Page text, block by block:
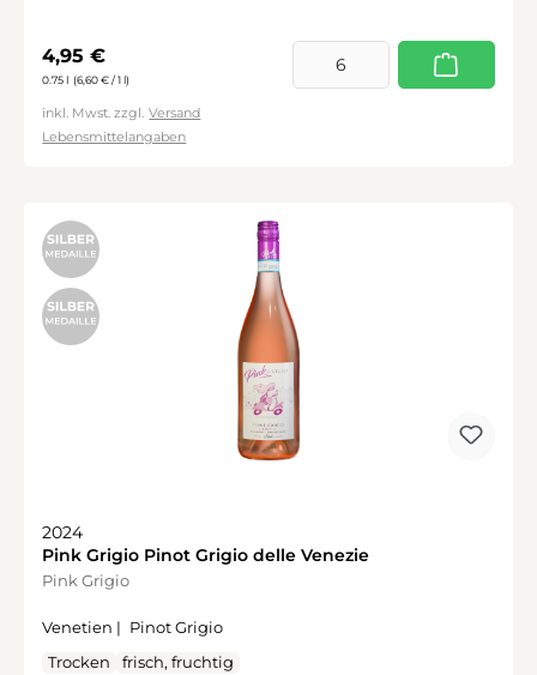
Regulärer Preis:
4,95 €
0.75 l (6,60 € / 1 l)
inkl. Mwst. zzgl. Versand
Lebensmittelangaben
2024
Pink Grigio Pinot Grigio delle Venezie
Pink Grigio
Venetien | Pinot Grigio
Trocken
frisch, fruchtig